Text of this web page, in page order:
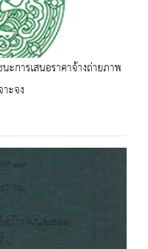
ะการเสนอราคาจ้างถ่ายภาพ
ะจง